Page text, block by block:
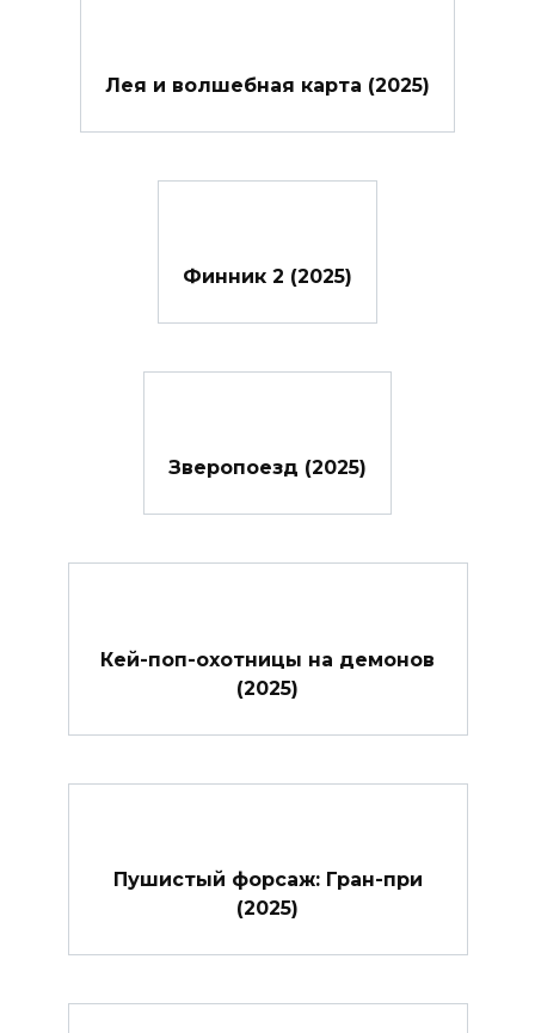
Лея и волшебная карта (2025)
Финник 2 (2025)
Зверопоезд (2025)
Кей-поп-охотницы на демонов
(2025)
Пушистый форсаж: Гран-при
(2025)